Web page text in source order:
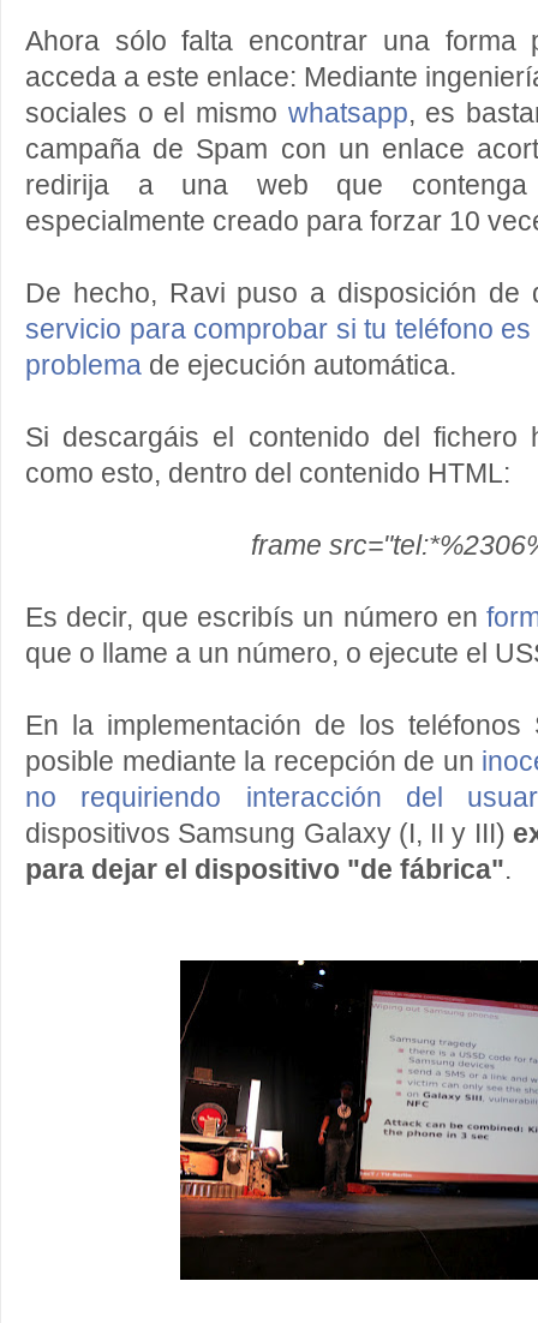
Ahora sólo falta encontrar una
acceda a este enlace: Mediante
sociales o el mismo whatsapp, es
campaña de Spam con un enlace
redirija a una web que
especialmente creado para forzar 10
De hecho, Ravi puso a disposición de
servicio para comprobar si tu teléfono
problema de ejecución automática.
Si descargáis el contenido del fichero
como esto, dentro del contenido HTML:
frame
Es decir, que escribís un número en
que o llame a un número, o ejecute el
En la implementación de los teléfonos
posible mediante la recepción de un
no requiriendo interacción del
dispositivos Samsung Galaxy (I, II y III)
para dejar el dispositivo "de fábrica".